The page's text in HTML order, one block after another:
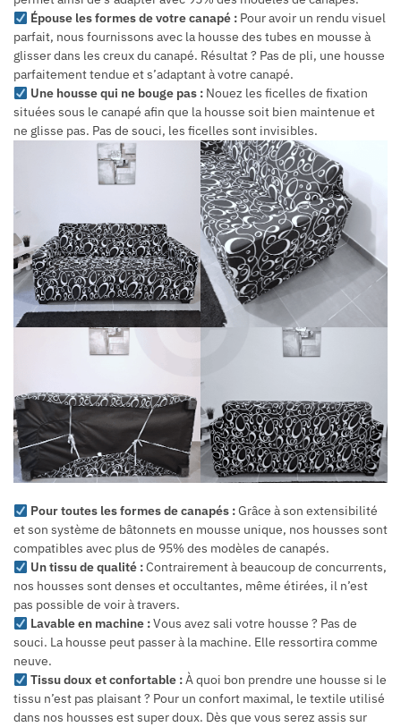
Épouse les formes de votre canapé :Pour avoir un rendu visuel
parfait, nous fournissons avec la housse des tubes en mousse à
glisser dans les creux du canapé. Résultat ? Pas de pli, une housse
parfaitement tendue et s’adaptant à votre canapé.
Une housse qui ne bouge pas :Nouez les ficelles de fixation
situées sous le canapé afin que la housse soit bien maintenue et
ne glisse pas. Pas de souci, les ficelles sont invisibles.
Pour toutes les formes de canapés :Grâce à son extensibilité
et son système de bâtonnets en mousse unique, nos housses sont
compatibles avec plus de 95% des modèles de canapés.
Un tissu de qualité :Contrairement à beaucoup de concurrents,
nos housses sont denses et occultantes, même étirées, il n’est
pas possible de voir à travers.
Lavable en machine :Vous avez sali votre housse ? Pas de
souci. La housse peut passer à la machine. Elle ressortira comme
neuve.
Tissu doux et confortable :À quoi bon prendre une housse si le
tissu n’est pas plaisant ? Pour un confort maximal, le textile utilisé
dans nos housses est super doux. Dès que vous serez assis sur